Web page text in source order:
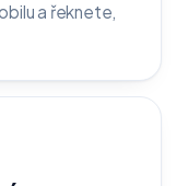
a řeknete,